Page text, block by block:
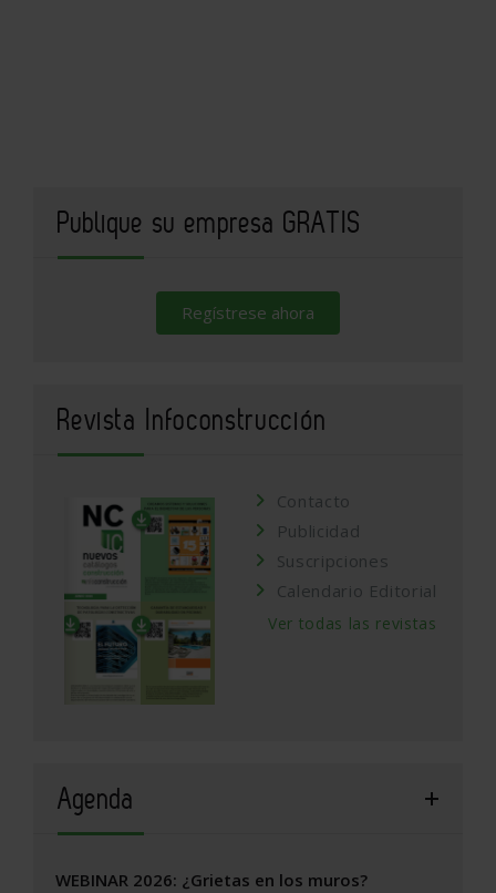
Publique su empresa GRATIS
Regístrese ahora
Revista Infoconstrucción
Contacto
Publicidad
Suscripciones
Calendario Editorial
Ver todas las revistas
Agenda
WEBINAR 2026: ¿Grietas en los muros?